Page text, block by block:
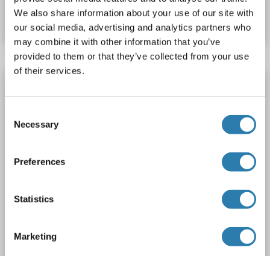
We also share information about your use of our site with
our social media, advertising and analytics partners who
may combine it with other information that you’ve
provided to them or that they’ve collected from your use
of their services.
Selection
Necessary
Preferences
Statistics
Marketing
Fiche technique Détails
0.156 ng/mL - 10 ng/mL